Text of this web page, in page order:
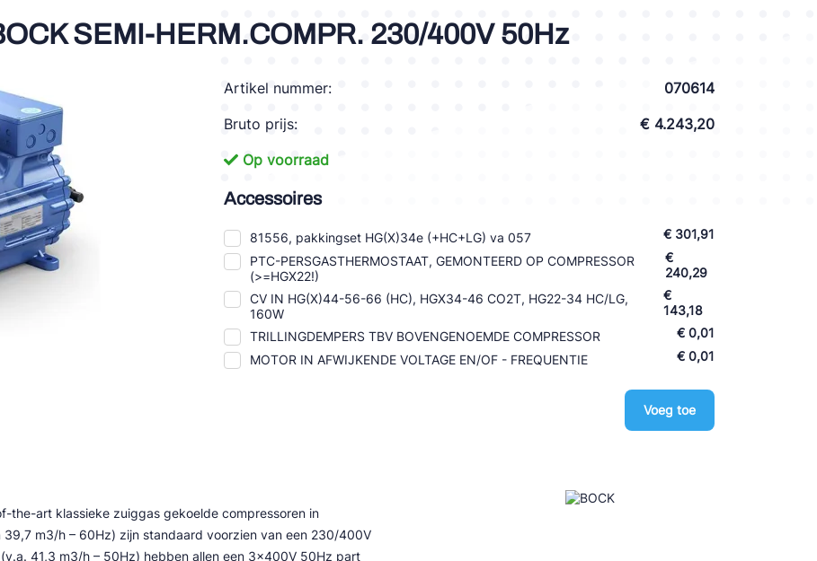
Controls
Industries
Abegg
Schultze
SEMI-HERM.COMPR. 230/400V 50Hz
Artikel nummer:
070614
Bruto prijs:
€ 4.243,20
Op voorraad
Accessoires
81556, pakkingset HG(X)34e (+HC+LG) va 057
€ 301,91
PTC-PERSGASTHERMOSTAAT, GEMONTEERD OP COMPRESSOR
(>=HGX22!)
€
240,29
CV IN HG(X)44-56-66 (HC), HGX34-46 CO2T, HG22-34 HC/LG,
160W
€
143,18
TRILLINGDEMPERS TBV BOVENGENOEMDE COMPRESSOR
€ 0,01
MOTOR IN AFWIJKENDE VOLTAGE EN/OF - FREQUENTIE
€ 0,01
Voeg toe
the-art klassieke zuiggas gekoelde compressoren in
m3/h – 60Hz) zijn standaard voorzien van een 230/400V
41,3 m3/h – 50Hz) hebben allen een 3x400V 50Hz part